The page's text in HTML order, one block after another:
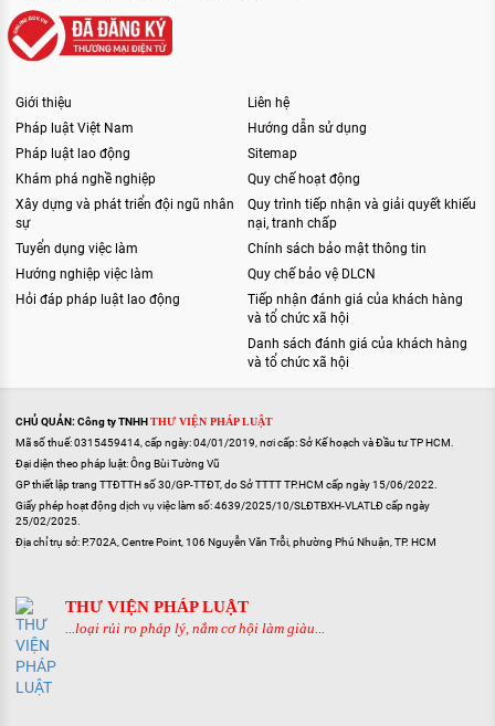
Giới thiệu
Pháp luật Việt Nam
Pháp luật lao động
Khám phá nghề nghiệp
Xây dựng và phát triển đội ngũ nhân
sự
Tuyển dụng việc làm
Hướng nghiệp việc làm
Hỏi đáp pháp luật lao động
Liên hệ
Hướng dẫn sử dụng
Sitemap
Quy chế hoạt động
Quy trình tiếp nhận và giải quyết khiếu
nại, tranh chấp
Chính sách bảo mật thông tin
Quy chế bảo vệ DLCN
Tiếp nhận đánh giá của khách hàng
và tổ chức xã hội
Danh sách đánh giá của khách hàng
và tổ chức xã hội
CHỦ QUẢN: Công ty TNHHTHƯ VIỆN PHÁP LUẬT
Mã số thuế: 0315459414, cấp ngày: 04/01/2019, nơi cấp: Sở Kế hoạch và Đầu tư TP HCM.
Đại diện theo pháp luật: Ông Bùi Tường Vũ
GP thiết lập trang TTĐTTH số 30/GP-TTĐT, do Sở TTTT TP.HCM cấp ngày 15/06/2022.
Giấy phép hoạt động dịch vụ việc làm số: 4639/2025/10/SLĐTBXH-VLATLĐ cấp ngày
25/02/2025.
Địa chỉ trụ sở: P.702A, Centre Point, 106 Nguyễn Văn Trỗi, phường Phú Nhuận, TP. HCM
THƯ VIỆN PHÁP LUẬT
...loại rủi ro pháp lý, nắm cơ hội làm giàu...